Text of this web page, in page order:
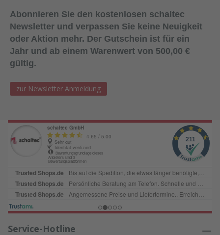
Abonnieren Sie den kostenlosen schaltec
Newsletter und verpassen Sie keine Neuigkeit
oder Aktion mehr. Der Gutschein ist für ein
Jahr und ab einem Warenwert von 500,00 €
gültig.
zur Newsletter Anmeldung
Service-Hotline